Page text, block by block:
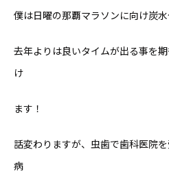
僕は日曜の那覇マラソンに向け炭
去年よりは良いタイムが出る事を
け
ます！
話変わりますが、虫歯で歯科医院
病